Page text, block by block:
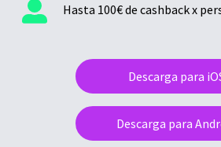
Hasta 100€ de cashback x
Descarga para
Descarga para